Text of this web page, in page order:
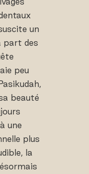
un
part des
peu
beauté
une
plus
la